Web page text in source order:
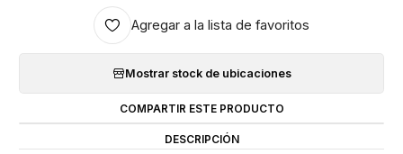
Agregar a la lista de favoritos
Mostrar stock de ubicaciones
COMPARTIR ESTE PRODUCTO
DESCRIPCIÓN